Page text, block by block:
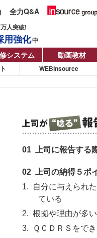
全力Q&A
万人突破!
用強化中
システム 動画教材
WEBinsource
01 上司に報告する
02 上司の納得５ポ
1. 自分に与えられ
ている
2. 根拠や理由が多い
3. ＱＣＤＲＳをで